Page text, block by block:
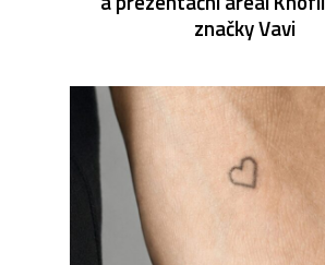
značky Vavi